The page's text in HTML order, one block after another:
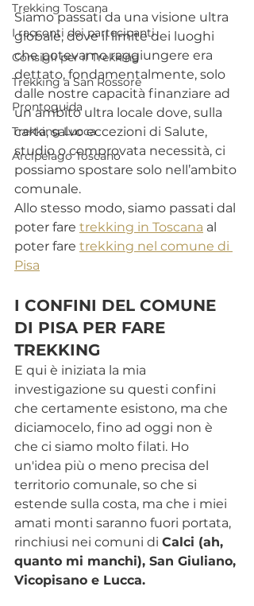
Trekking Toscana
I racconti dei partecipanti
Consigli per il Trekking
Trekking a San Rossore
Prontoguida
Trekking Lucca
Arcipelago Toscano
Siamo passati da una visione ultra
globale, dove il limite dei luoghi
che potevamo raggiungere era
dettato, fondamentalmente, solo
dalle nostre capacità finanziare ad
un ambito ultra locale dove, sulla
carta, salvo eccezioni di Salute,
studio o comprovata necessità, ci
possiamo spostare solo nell’ambito
comunale.
Allo stesso modo, siamo passati dal
poter fare trekking in Toscana al
poter fare trekking nel comune di
Pisa
I CONFINI DEL COMUNE
DI PISA PER FARE
TREKKING
E qui è iniziata la mia
investigazione su questi confini
che certamente esistono, ma che
diciamocelo, fino ad oggi non è
che ci siamo molto filati. Ho
un'idea più o meno precisa del
territorio comunale, so che si
estende sulla costa, ma che i miei
amati monti saranno fuori portata,
rinchiusi nei comuni di Calci (ah,
quanto mi manchi), San Giuliano,
Vicopisano e Lucca.